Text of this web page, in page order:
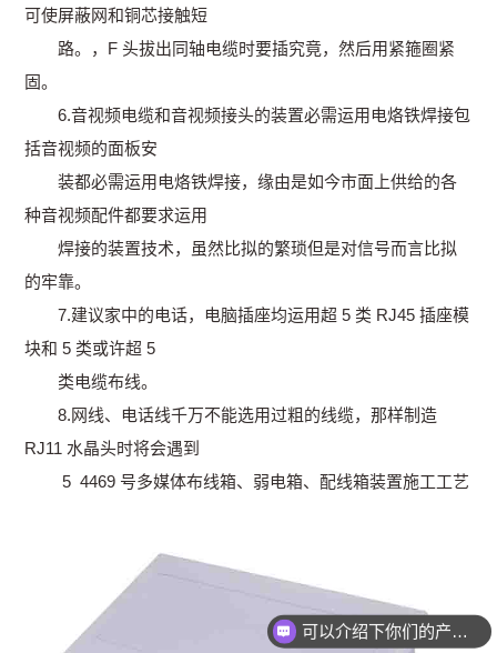
可使屏蔽网和铜芯接触短
路。，F 头拔出同轴电缆时要插究竟，然后用紧箍圈紧
固。
6.音视频电缆和音视频接头的装置必需运用电烙铁焊接包
括音视频的面板安
装都必需运用电烙铁焊接，缘由是如今市面上供给的各
种音视频配件都要求运用
焊接的装置技术，虽然比拟的繁琐但是对信号而言比拟
的牢靠。
7.建议家中的电话，电脑插座均运用超 5 类 RJ45 插座模
块和 5 类或许超 5
类电缆布线。
8.网线、电话线千万不能选用过粗的线缆，那样制造
RJ11 水晶头时将会遇到
5 4469 号多媒体布线箱、弱电箱、配线箱装置施工工艺
可以介绍下你们的产品么